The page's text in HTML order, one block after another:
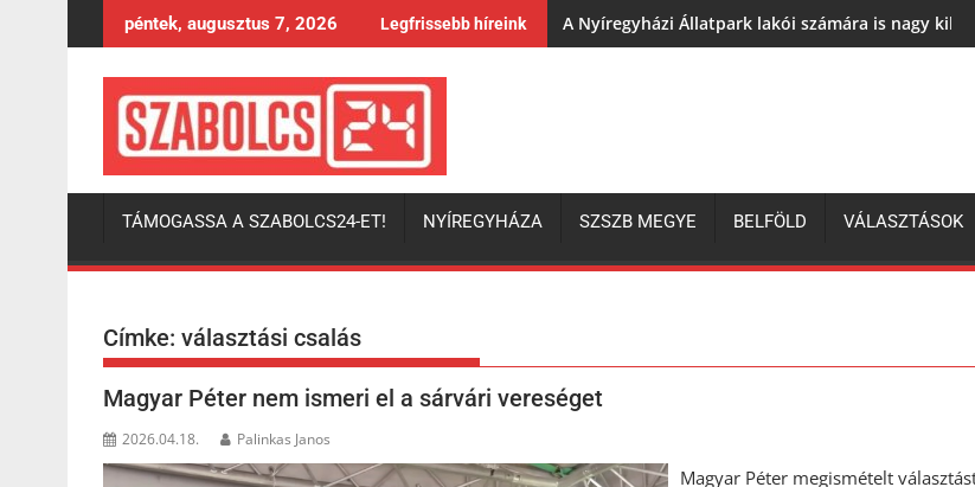
to
péntek, augusztus 7, 2026 Legfrissebb híreink A Nyíregyházi Állatpark lakói számára is nagy
TÁMOGASSA A SZABOLCS24-ET! NYÍREGYHÁZA SZSZB MEGYE BELFÖLD VÁLASZTÁSOK
Címke: választási csalás
Magyar Péter nem ismeri el a sárvári vereséget
2026.04.18. Palinkas Janos
Magyar Péter megismételt